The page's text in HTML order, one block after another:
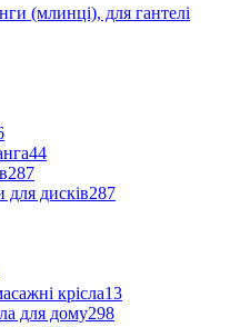
(млинці), для гантелі
44
287
для дисків287
крісла13
для дому298